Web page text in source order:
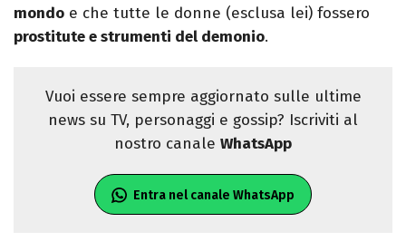
mondo e che tutte le donne (esclusa lei) fossero
prostitute e strumenti del demonio.
Vuoi essere sempre aggiornato sulle ultime
news su TV, personaggi e gossip? Iscriviti al
nostro canale WhatsApp
Entra nel canale WhatsApp